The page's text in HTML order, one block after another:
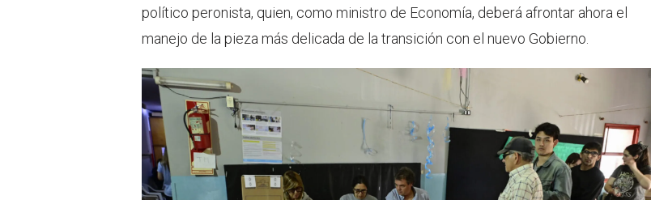
político peronista, quien, como ministro de Economía, deberá afrontar ahora el
manejo de la pieza más delicada de la transición con el nuevo Gobierno.